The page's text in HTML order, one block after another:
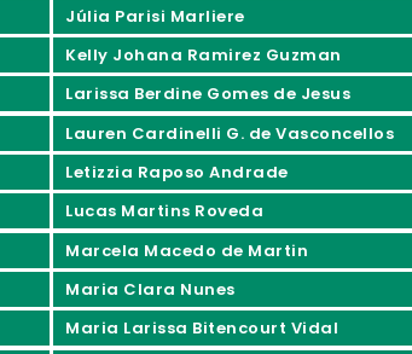
Júlia Parisi Marliere
Kelly Johana Ramirez Guzman
Larissa Berdine Gomes de Jesus
Lauren Cardinelli G. de Vasconcellos
Letizzia Raposo Andrade
Lucas Martins Roveda
Marcela Macedo de Martin
Maria Clara Nunes
Maria Larissa Bitencourt Vidal